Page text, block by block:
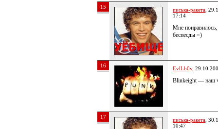
15 писька-ракета ,
17:14
Мне понравилось,
беспесды =)
16 EvlLb0y,
Blinkeight — наш
17 писька-ракета ,
10:47